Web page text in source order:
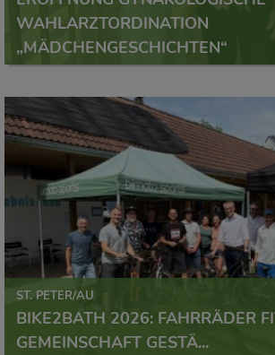
WAHLARZTORDINATION
„MÄDCHENGESCHICHTEN“
ST. PETER/AU
BIKE2BATH 2026: FAHRRÄDER
GEMEINSCHAFT GESTÄ...